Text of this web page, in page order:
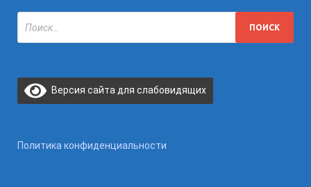
Версия сайта для слабовидящих
Политика конфиденциальности